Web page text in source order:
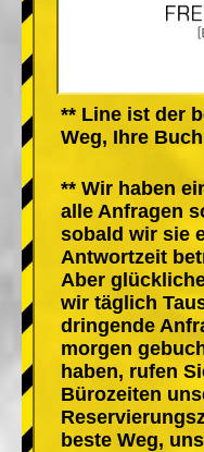
** Line ist der
Weg, Ihre
** Wir haben
alle Anfragen
sobald wir sie
Antwortzeit
Aber
wir täglich
dringende
morgen
haben, rufen
Bürozeiten
beste Weg,